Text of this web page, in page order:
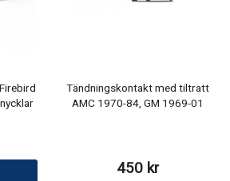
Tändningskontakt med tiltratt
AMC 1970-84, GM 1969-01
450 kr